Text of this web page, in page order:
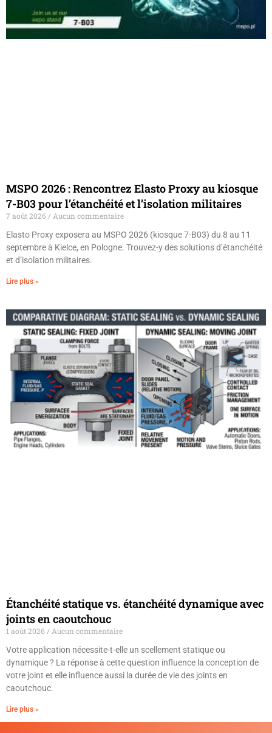
MSPO 2026 : Rencontrez Elasto Proxy au kiosque
7-B03 pour l’étanchéité et l’isolation militaires
7 août 2026
Aucun commentaire
Elasto Proxy exposera au MSPO 2026 (kiosque 7-B03) du 8 au 11
septembre à Kielce, en Pologne. Trouvez-y des solutions d’étanchéité
et d’isolation militaires.
Lire plus »
Étanchéité statique vs. étanchéité dynamique avec
joints en caoutchouc
1 août 2026
Aucun commentaire
Votre application nécessite-t-elle un scellement statique ou
dynamique ? La réponse à cette question influence la conception de
votre joint et elle influence aussi la durée de vie des joints en
caoutchouc.
Lire plus »